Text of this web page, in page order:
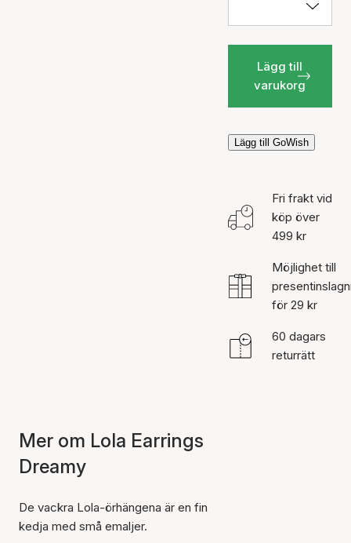
Lägg till
varukorg
Lägg till GoWish
Fri frakt vid
köp över
499 kr
Möjlighet till
för 29 kr
60 dagars
returrätt
Mer om Lola Earrings
Dreamy
De vackra Lola-örhängena är en fin
kedja med små emaljer.